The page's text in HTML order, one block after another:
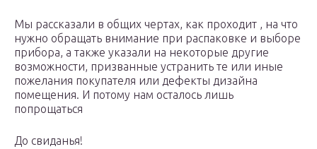
Мы рассказали в общих чертах, как проходит , на что
нужно обращать внимание при распаковке и выборе
прибора, а также указали на некоторые другие
возможности, призванные устранить те или иные
пожелания покупателя или дефекты дизайна
помещения. И потому нам осталось лишь
попрощаться
До свиданья!